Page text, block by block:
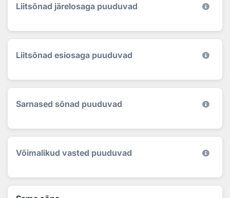
Liitsõnad järelosaga puuduvad
Liitsõnad esiosaga puuduvad
Sarnased sõnad puuduvad
Võimalikud vasted puuduvad